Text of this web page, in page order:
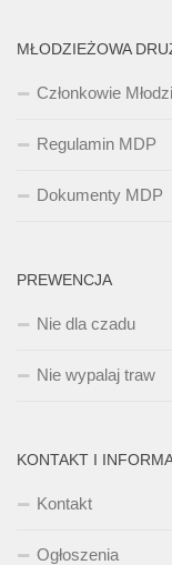
MŁODZIEŻOWA
Członkowie
Regulamin MDP
Dokumenty MDP
PREWENCJA
Nie dla czadu
Nie wypalaj traw
KONTAKT I
Kontakt
Ogłoszenia